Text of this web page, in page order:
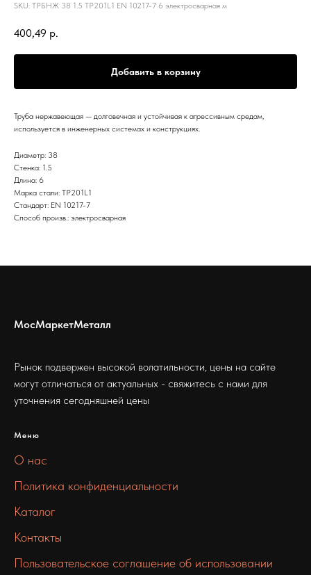
SKU: ТРБНЖ 38 1.5 TP201L1 EN 10217-7 6 электросварная м
400,49 р.
Добавить в корзину
Труба нержавеющая — долговечная и устойчивая к агрессивным средам,
используется в инженерных системах и конструкциях.
Диаметр: 38
Стенка: 1.5
Длина: 6
Марка стали: TP201L1
Стандарт: EN 10217-7
Способ произв.: электросварная
МосМаркетМеталл
Рынок подвержен высокой волатильности, цены на сайте
могут отличаться от актуальных - свяжитесь с нами для
уточнения сегодняшней цены
Меню
О нас
Политика конфиденциальности
Каталог
Контакты
Пользовательское соглашение об использовании